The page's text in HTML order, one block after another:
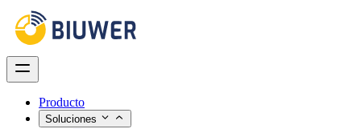
Producto
Soluciones